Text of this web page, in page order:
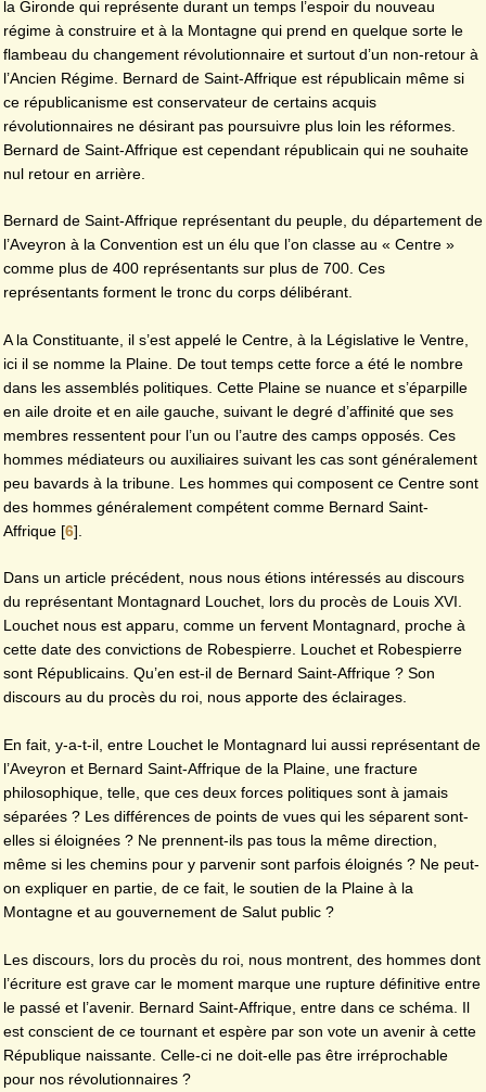
la Gironde qui représente durant un temps l’espoir du nouveau
régime à construire et à la Montagne qui prend en quelque sorte le
flambeau du changement révolutionnaire et surtout d’un non-retour à
l’Ancien Régime. Bernard de Saint-Affrique est républicain même si
ce républicanisme est conservateur de certains acquis
révolutionnaires ne désirant pas poursuivre plus loin les réformes.
Bernard de Saint-Affrique est cependant républicain qui ne souhaite
nul retour en arrière.
Bernard de Saint-Affrique représentant du peuple, du département de
l’Aveyron à la Convention est un élu que l’on classe au « Centre »
comme plus de 400 représentants sur plus de 700. Ces
représentants forment le tronc du corps délibérant.
A la Constituante, il s’est appelé le Centre, à la Législative le Ventre,
ici il se nomme la Plaine. De tout temps cette force a été le nombre
dans les assemblés politiques. Cette Plaine se nuance et s’éparpille
en aile droite et en aile gauche, suivant le degré d’affinité que ses
membres ressentent pour l’un ou l’autre des camps opposés. Ces
hommes médiateurs ou auxiliaires suivant les cas sont généralement
peu bavards à la tribune. Les hommes qui composent ce Centre sont
des hommes généralement compétent comme Bernard Saint-
Affrique [6]
Dans un article précédent, nous nous étions intéressés au discours
du représentant Montagnard Louchet, lors du procès de Louis XVI.
Louchet nous est apparu, comme un fervent Montagnard, proche à
cette date des convictions de Robespierre. Louchet et Robespierre
sont Républicains. Qu’en est-il de Bernard Saint-Affrique ? Son
discours au du procès du roi, nous apporte des éclairages.
En fait, y-a-t-il, entre Louchet le Montagnard lui aussi représentant de
l’Aveyron et Bernard Saint-Affrique de la Plaine, une fracture
philosophique, telle, que ces deux forces politiques sont à jamais
séparées ? Les différences de points de vues qui les séparent sont-
elles si éloignées ? Ne prennent-ils pas tous la même direction,
même si les chemins pour y parvenir sont parfois éloignés ? Ne peut-
on expliquer en partie, de ce fait, le soutien de la Plaine à la
Montagne et au gouvernement de Salut public ?
Les discours, lors du procès du roi, nous montrent, des hommes dont
l’écriture est grave car le moment marque une rupture définitive entre
le passé et l’avenir. Bernard Saint-Affrique, entre dans ce schéma. Il
est conscient de ce tournant et espère par son vote un avenir à cette
République naissante. Celle-ci ne doit-elle pas être irréprochable
pour nos révolutionnaires ?